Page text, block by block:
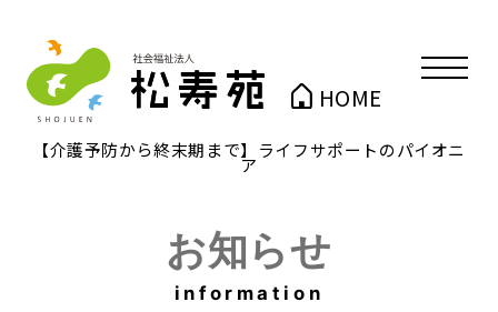
HOME
【介護予防から終末期まで】ライフサポートのパイオニ
ア
お知らせ
information